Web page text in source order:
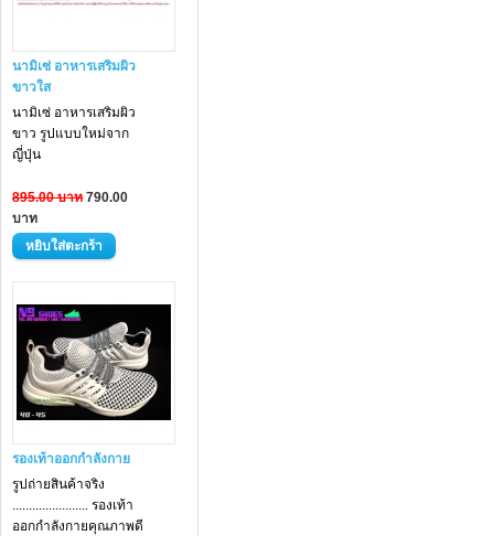
นามิเซ่ อาหารเสริมผิว
ขาวใส
นามิเซ่ อาหารเสริมผิว
ขาว รูปแบบใหม่จาก
ญี่ปุ่น
895.00 บาท 790.00
บาท
รองเท้าออกกำลังกาย
รูปถ่ายสินค้าจริง
....................... รองเท้า
ออกกำลังกายคุณภาพดี